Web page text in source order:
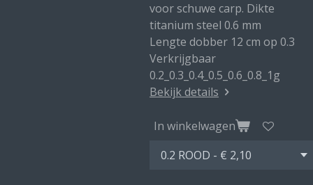
voor schuwe carp. Dikte
titanium steel 0.6 mm
Lengte dobber 12 cm op 0.3
Verkrijgbaar
0.2_0.3_0.4_0.5_0.6_0.8_1g
Bekijk details
In winkelwagen